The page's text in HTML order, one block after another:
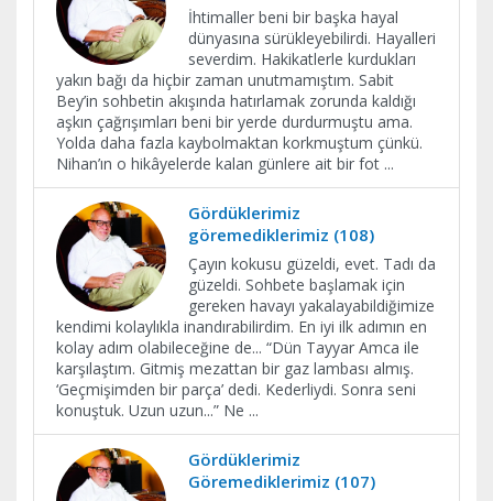
İhtimaller beni bir başka hayal
dünyasına sürükleyebilirdi. Hayalleri
severdim. Hakikatlerle kurdukları
yakın bağı da hiçbir zaman unutmamıştım. Sabit
Bey’in sohbetin akışında hatırlamak zorunda kaldığı
aşkın çağrışımları beni bir yerde durdurmuştu ama.
Yolda daha fazla kaybolmaktan korkmuştum çünkü.
Nihan’ın o hikâyelerde kalan günlere ait bir fot ...
Gördüklerimiz
göremediklerimiz (108)
Çayın kokusu güzeldi, evet. Tadı da
güzeldi. Sohbete başlamak için
gereken havayı yakalayabildiğimize
kendimi kolaylıkla inandırabilirdim. En iyi ilk adımın en
kolay adım olabileceğine de... “Dün Tayyar Amca ile
karşılaştım. Gitmiş mezattan bir gaz lambası almış.
‘Geçmişimden bir parça’ dedi. Kederliydi. Sonra seni
konuştuk. Uzun uzun...” Ne ...
Gördüklerimiz
Göremediklerimiz (107)